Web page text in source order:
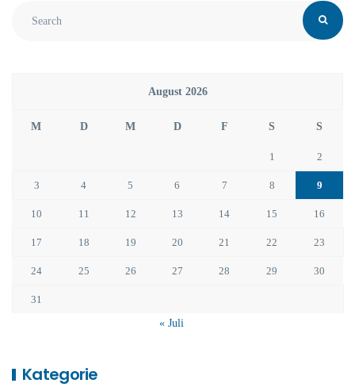
August 2026
M D M D F S S
1 2
3 4 5 6 7 8 9
10 11 12 13 14 15 16
17 18 19 20 21 22 23
24 25 26 27 28 29 30
31
« Juli
Kategorie